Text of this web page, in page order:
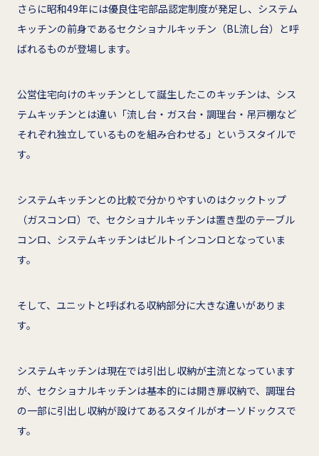
さらに昭和49年には優良住宅部品認定制度が発足し、システム
キッチンの前身であるセクショナルキッチン（BL流し台）と呼
ばれるものが登場します。
公営住宅向けのキッチンとして誕生したこのキッチンは、シス
テムキッチンとは違い「流し台・ガス台・調理台・吊戸棚など
それぞれ独立しているものを組み合わせる」というスタイルで
す。
システムキッチンとの比較で分かりやすいのはクックトップ
（ガスコンロ）で、セクショナルキッチンは置き型のテーブル
コンロ、システムキッチンはビルトインコンロとなっていま
す。
そして、ユニットと呼ばれる収納部分に大きな違いがありま
す。
システムキッチンは現在では引出し収納が主流となっています
が、セクショナルキッチンは基本的には開き扉収納で、調理台
の一部に引出し収納が設けてあるスタイルがオーソドックスで
す。